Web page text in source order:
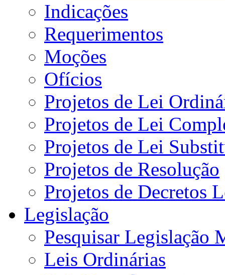
Indicações
Requerimentos
Moções
Ofícios
Projetos de Lei
Projetos de Lei
Projetos de Lei
Projetos de Resolução
Projetos de Decretos
Legislação
Pesquisar Legislação
Leis Ordinárias